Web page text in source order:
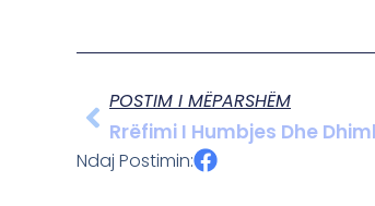
POSTIM I MËPARSHËM
Rrëfimi I Humbjes Dhe
Ndaj Postimin: